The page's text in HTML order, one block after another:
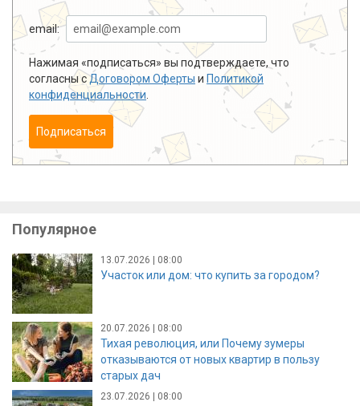
email:
Нажимая «подписаться» вы подтверждаете, что
согласны сДоговором Оферты и Политикой
конфиденциальности
Подписаться
Популярное
13.07.2026 | 08:00
Участок или дом: что купить за городом?
20.07.2026 | 08:00
Тихая революция, или Почему зумеры
отказываются от новых квартир в пользу
старых дач
23.07.2026 | 08:00